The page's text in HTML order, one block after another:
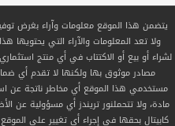
يتضمن هذا الموقع معلومات وآراء بغرض
ولا تعد المعلومات والآراء التي يحتويها
لشراء أو بيع أو الاكتتاب في أي منتج
مصادر موثوق بها ولكنها لا تقدم أي
مستخدمي هذا الموقع أي مخاطر ناتجة عن
مادة، ولا تتحملنور تريندز أي مسؤولية عن
كابيتال بحقها في إجراء أي تغيير على الموقع